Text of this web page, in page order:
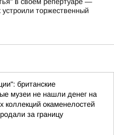
устроили торжественный
британские
музеи не нашли денег на
коллекций окаменелостей
за границу